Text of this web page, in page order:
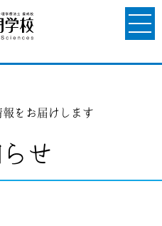
をお届けします
せ